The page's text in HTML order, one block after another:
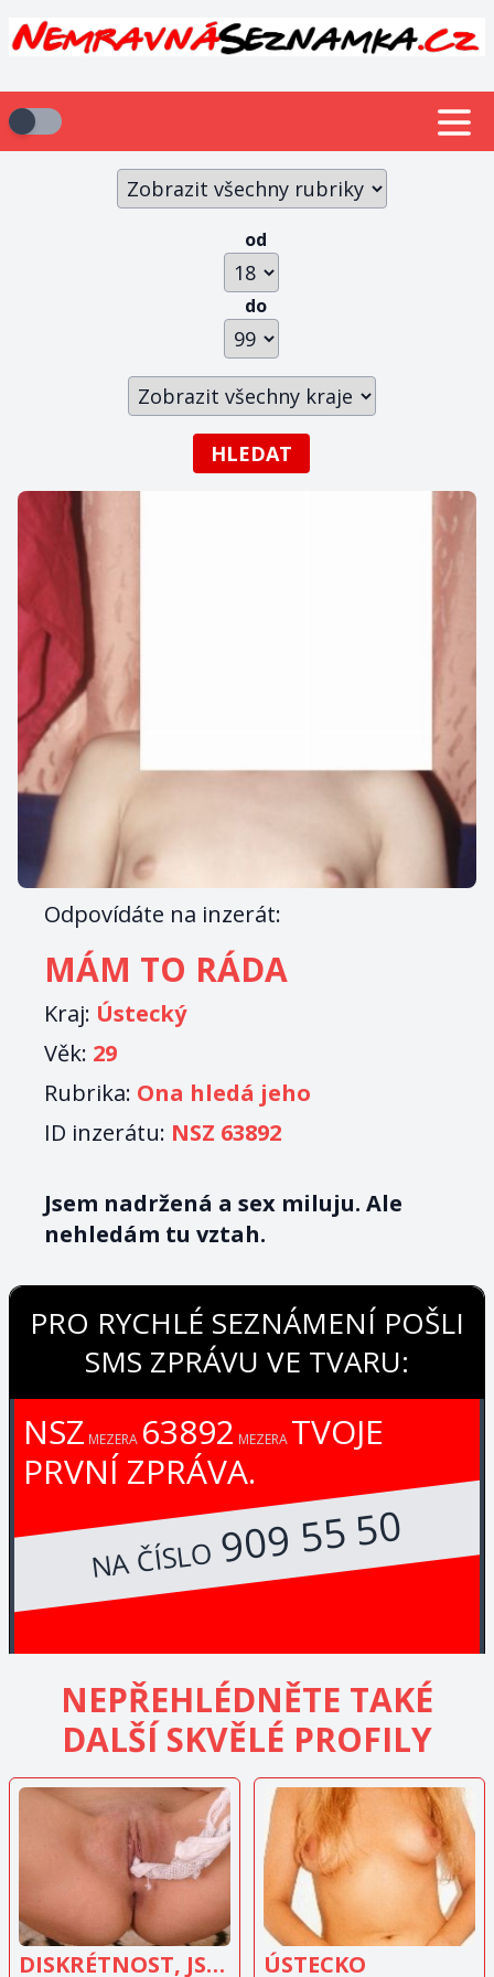
od
do
HLEDAT
Odpovídáte na inzerát:
MÁM TO RÁDA
Kraj: Ústecký
Věk: 29
Rubrika: Ona hledá jeho
ID inzerátu: NSZ 63892
Jsem nadržená a sex miluju. Ale
nehledám tu vztah.
PRO RYCHLÉ SEZNÁMENÍ POŠLI
SMS ZPRÁVU VE TVARU:
NSZ MEZERA 63892 MEZERA TVOJE
PRVNÍ ZPRÁVA.
NA ČÍSLO909 55 50
NEPŘEHLÉDNĚTE TAKÉ
DALŠÍ SKVĚLÉ PROFILY
ZOBRAZIT
INZERÁT
DISKRÉTNOST, JSEM ZADANÁ
ZOBRAZIT
INZERÁT
ÚSTECKO